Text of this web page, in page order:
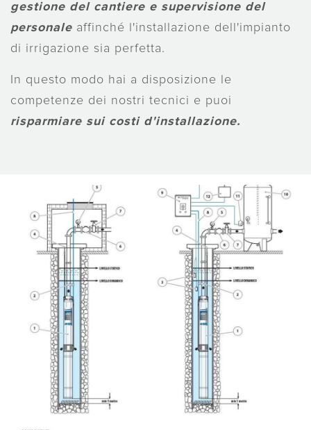
gestione del cantiere e supervisione del
personale affinché l'installazione dell'impianto
di irrigazione sia perfetta.
In questo modo hai a disposizione le
competenze dei nostri tecnici e puoi
risparmiare sui costi d'installazione.